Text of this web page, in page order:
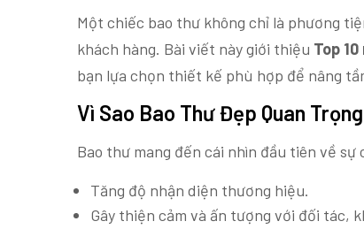
Một chiếc bao thư không chỉ là phương
khách hàng. Bài viết này giới thiệu Top
bạn lựa chọn thiết kế phù hợp để nâng
Vì Sao Bao Thư Đẹp Quan
Bao thư mang đến cái nhìn đầu tiên về
Tăng độ nhận diện thương hiệu.
Gây thiện cảm và ấn tượng với đối tác,